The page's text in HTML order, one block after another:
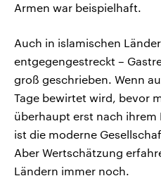
Armen war beispielhaft.
Auch in islamischen
entgegengestreckt –
groß geschrieben. Wenn
Tage bewirtet wird, bevor
überhaupt erst nach
ist die moderne
Aber Wertschätzung
Ländern immer noch.